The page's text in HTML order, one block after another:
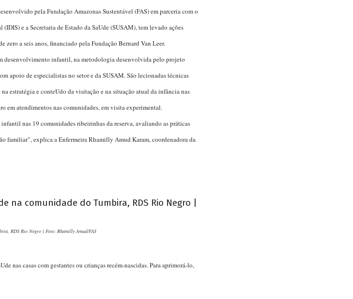
pela Fundação Amazonas Sustentável (FAS) em parceria com o
e a Secretaria de Estado da SaUde (SUSAM), tem levado ações
a seis anos, financiado pela Fundação Bernard Van Leer.
desenvolvimento infantil, na metodologia desenvolvida pelo projeto
apoio de especialistas no setor e da SUSAM. São lecionadas técnicas
estratégia e conteUdo da visitação e na situação atual da infância nas
em atendimentos nas comunidades, em visita experimental.
nas 19 comunidades ribeirinhas da reserva, avaliando as práticas
familiar”, explica a Enfermeira Rhamilly Amud Karam, coordenadora da
RDS Rio Negro | Foto: Rhamilly Amud/FAS
nas casas com gestantes ou crianças recém-nascidas. Para aprimorá-lo,